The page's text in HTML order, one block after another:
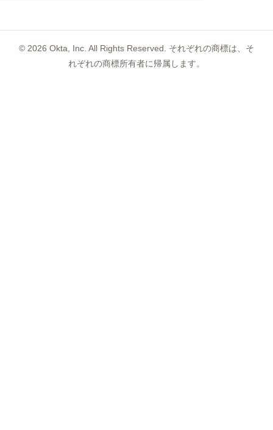
© 2026 Okta, Inc. All Rights Reserved. それぞれの商標は、そ
れぞれの商標所有者に帰属します。